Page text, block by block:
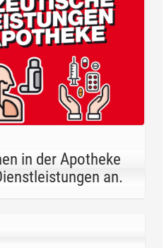
in der Apotheke
an.